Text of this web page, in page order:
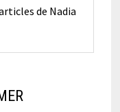
de Nadia